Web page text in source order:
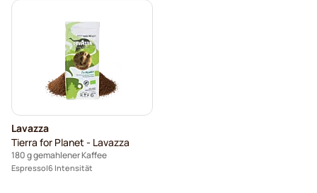
Lavazza
Tierra for Planet - Lavazza
180 g gemahlener Kaffee
Espresso 6 Intensität